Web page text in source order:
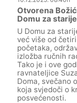
Otvorena
Domu za
U Domu za
već više od
početaka,
izložba ručnih
Tako je i ove
ravnateljice
Doma, svečano
koja svjedoči o
posvećenosti.